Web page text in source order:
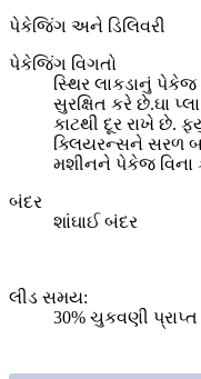
પેકેજિંગ અને ડિલિવરી
પેકેજિંગ વિગતો
સ્થિર લાકડાનું
સુરક્ષિત કરે છે.ઘા
કાટથી દૂર રાખે છે.
ક્લિયરન્સને સરળ
મશીનને પેકેજ વિના
બંદર
શાંઘાઈ બંદર
લીડ સમય:
30% ચુકવણી પ્રાપ્ત